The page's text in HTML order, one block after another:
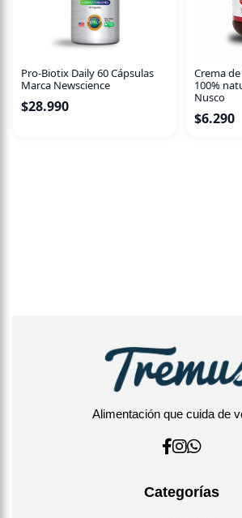
Pro-Biotix Daily 60 Cápsulas
Marca Newscience
$28.990
Crema
100%
Nusco
$6.290
Alimentación que cuida de
Categorías